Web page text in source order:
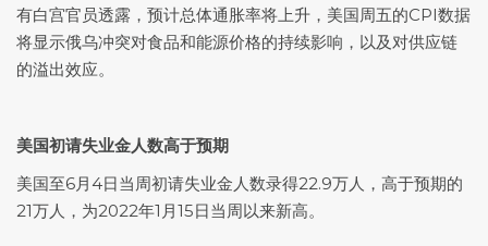
有白宫官员透露，预计总体通胀率将上升，美国周五的CPI数据
将显示俄乌冲突对食品和能源价格的持续影响，以及对供应链
的溢出效应。
美国初请失业金人数高于预期
美国至6月4日当周初请失业金人数录得22.9万人，高于预期的
21万人，为2022年1月15日当周以来新高。